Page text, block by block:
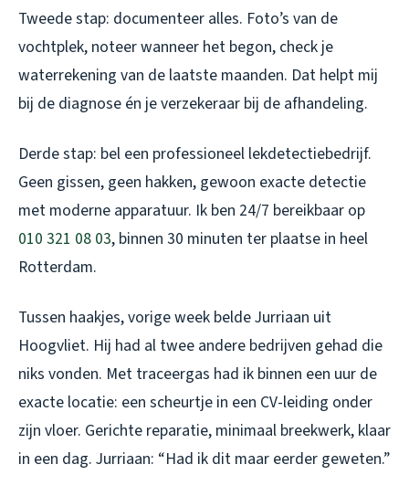
Tweede stap: documenteer alles. Foto’s van de
vochtplek, noteer wanneer het begon, check je
waterrekening van de laatste maanden. Dat helpt mij
bij de diagnose én je verzekeraar bij de afhandeling.
Derde stap: bel een professioneel lekdetectiebedrijf.
Geen gissen, geen hakken, gewoon exacte detectie
met moderne apparatuur. Ik ben 24/7 bereikbaar op
010 321 08 03, binnen 30 minuten ter plaatse in heel
Rotterdam.
Tussen haakjes, vorige week belde Jurriaan uit
Hoogvliet. Hij had al twee andere bedrijven gehad die
niks vonden. Met traceergas had ik binnen een uur de
exacte locatie: een scheurtje in een CV-leiding onder
zijn vloer. Gerichte reparatie, minimaal breekwerk, klaar
in een dag. Jurriaan: “Had ik dit maar eerder geweten.”